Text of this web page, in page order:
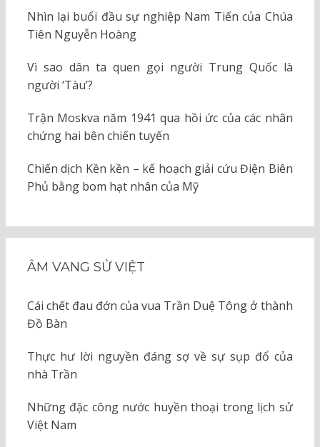
Nhìn lại buổi đầu sự nghiệp Nam Tiến của Chúa
Tiên Nguyễn Hoàng
Vì sao dân ta quen gọi người Trung Quốc là
người ‘Tàu’?
Trận Moskva năm 1941 qua hồi ức của các nhân
chứng hai bên chiến tuyến
Chiến dịch Kền kền – kế hoạch giải cứu Điện Biên
Phủ bằng bom hạt nhân của Mỹ
ÂM VANG SỬ VIỆT
Cái chết đau đớn của vua Trần Duệ Tông ở thành
Đồ Bàn
Thực hư lời nguyền đáng sợ về sự sụp đổ của
nhà Trần
Những đặc công nước huyền thoại trong lịch sử
Việt Nam